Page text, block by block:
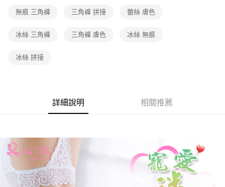
每筆NT$60，滿NT$600(含以上)免運費
7-11取貨付款
每筆NT$60，滿NT$600(含以上)免運費
無痕 三角褲 三角褲 拼接 蕾絲 膚色
冰絲 三角褲 三角褲 膚色 冰絲 無痕
冰絲 拼接
詳細說明 相關推薦